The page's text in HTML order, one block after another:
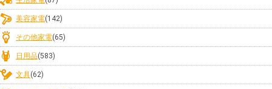
美容家電(142)
その他家電(65)
日用品(583)
文具(62)